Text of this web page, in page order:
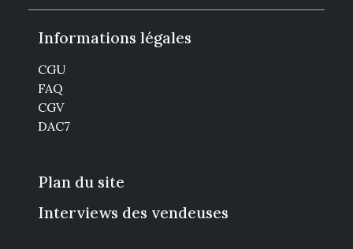
Informations légales
CGU
FAQ
CGV
DAC7
Plan du site
Interviews des vendeuses